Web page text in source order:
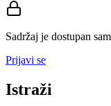
Sadržaj je dostupan
Prijavi se
Istraži